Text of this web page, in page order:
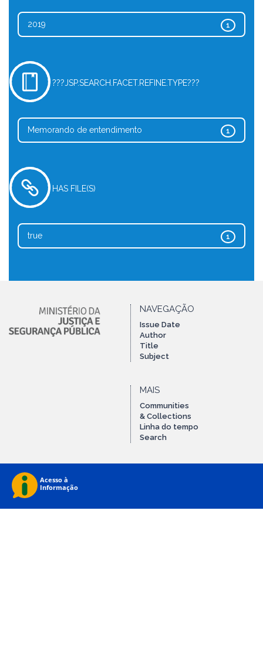
1
2019
???JSP.SEARCH.FACET.REFINE.TYPE???
1
Memorando de entendimento
HAS FILE(S)
1
true
NAVEGAÇÃO
Issue Date
Author
Title
Subject
MAIS
Communities
& Collections
Linha do tempo
Search